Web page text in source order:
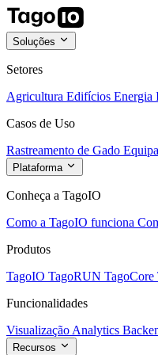
Soluções
Setores
Agricultura Edifícios Energia
Casos de Uso
Rastreamento de Gado
Plataforma
Conheça a TagoIO
Como a TagoIO funciona
Produtos
TagoIO TagoRUN TagoCore
Funcionalidades
Visualização Analytics
Recursos